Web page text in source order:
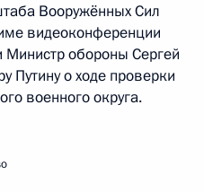
Вооружённых Сил
видеоконференции
обороны Сергей
Путину о ходе проверки
военного округа.